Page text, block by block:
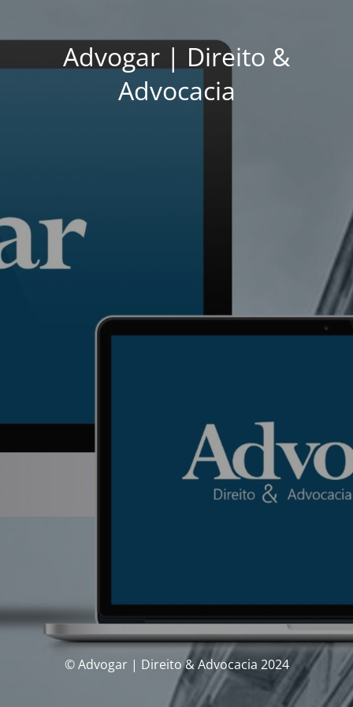
Advogar | Direito &
Advocacia
© Advogar | Direito & Advocacia 2024